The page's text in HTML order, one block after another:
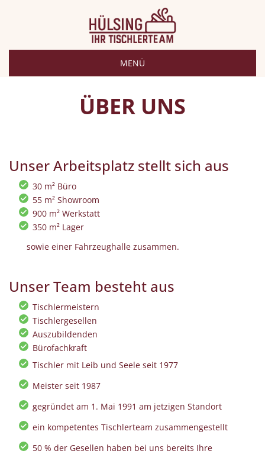
MENÜ
ÜBER UNS
Unser Arbeitsplatz stellt sich aus
30 m² Büro
55 m² Showroom
900 m² Werkstatt
350 m² Lager
sowie einer Fahrzeughalle zusammen.
Unser Team besteht aus
Tischlermeistern
Tischlergesellen
Auszubildenden
Bürofachkraft
Tischler mit Leib und Seele seit 1977
Meister seit 1987
gegründet am 1. Mai 1991 am jetzigen Standort
ein kompetentes Tischlerteam zusammengestellt
50 % der Gesellen haben bei uns bereits Ihre